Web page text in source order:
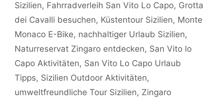
Sizilien, Fahrradverleih San Vito Lo Capo, Grotta
dei Cavalli besuchen, Küstentour Sizilien, Monte
Monaco E-Bike, nachhaltiger Urlaub Sizilien,
Naturreservat Zingaro entdecken, San Vito lo
Capo Aktivitäten, San Vito Lo Capo Urlaub
Tipps, Sizilien Outdoor Aktivitäten,
umweltfreundliche Tour Sizilien, Zingaro